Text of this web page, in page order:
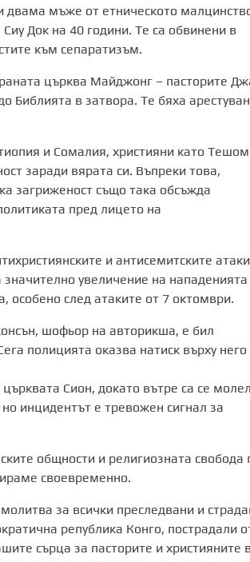
двама мъже от етническото
Док на 40 години. Те са обвинени в
към сепаратизъм.
църква Майджонг – пасторите
Библията в затвора. Те бяха
и Сомалия, християни като
заради вярата си. Въпреки това,
загриженост също така обсъжда
пред лицето на
и антисемитските
увеличение на нападенията
особено след атаките от 7 октомври.
шофьор на авторикша, е бил
полицията оказва натиск върху него
Сион, докато вътре са се
инцидентът е тревожен сигнал за
общности и религиозната свобода
своевременно.
за всички преследвани и
република Конго, пострадали
сърца за пасторите и християните